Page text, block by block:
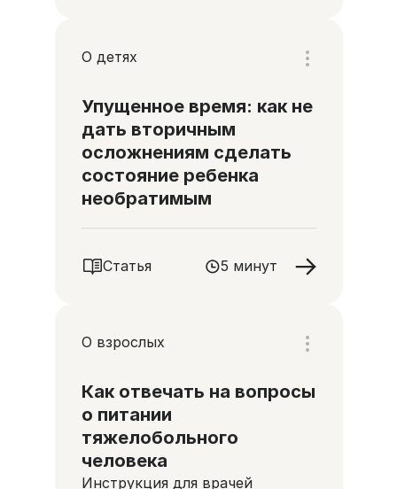
О детях
Упущенное время: как не
дать вторичным
осложнениям сделать
состояние ребенка
необратимым
Статья 5 минут
О взрослых
Как отвечать на вопросы
о питании
тяжелобольного
человека
Инструкция для врачей